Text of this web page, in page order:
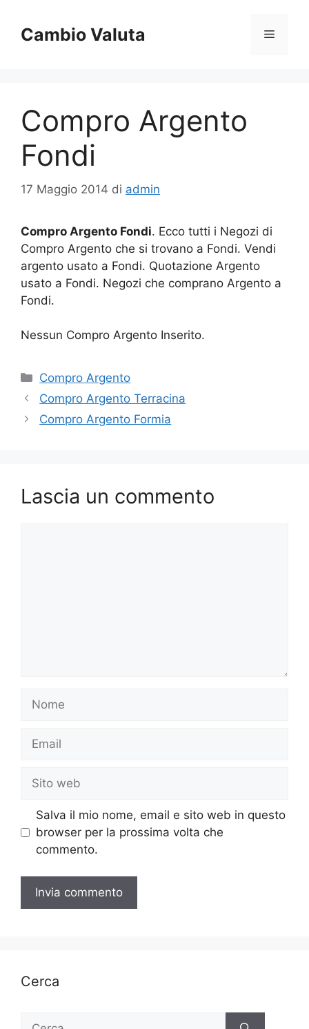
contenuto
Cambio Valuta Menu
Compro Argento
Fondi
17 Maggio 2014 di admin
Compro Argento Fondi. Ecco tutti i Negozi di
Compro Argento che si trovano a Fondi. Vendi
argento usato a Fondi. Quotazione Argento
usato a Fondi. Negozi che comprano Argento a
Fondi.
Nessun Compro Argento Inserito.
Categorie
Compro Argento
Compro Argento Terracina
Compro Argento Formia
Lascia un commento
Nome
Email
Sito
web
Salva il mio nome, email e sito web in questo
browser per la prossima volta che
commento.
Cerca